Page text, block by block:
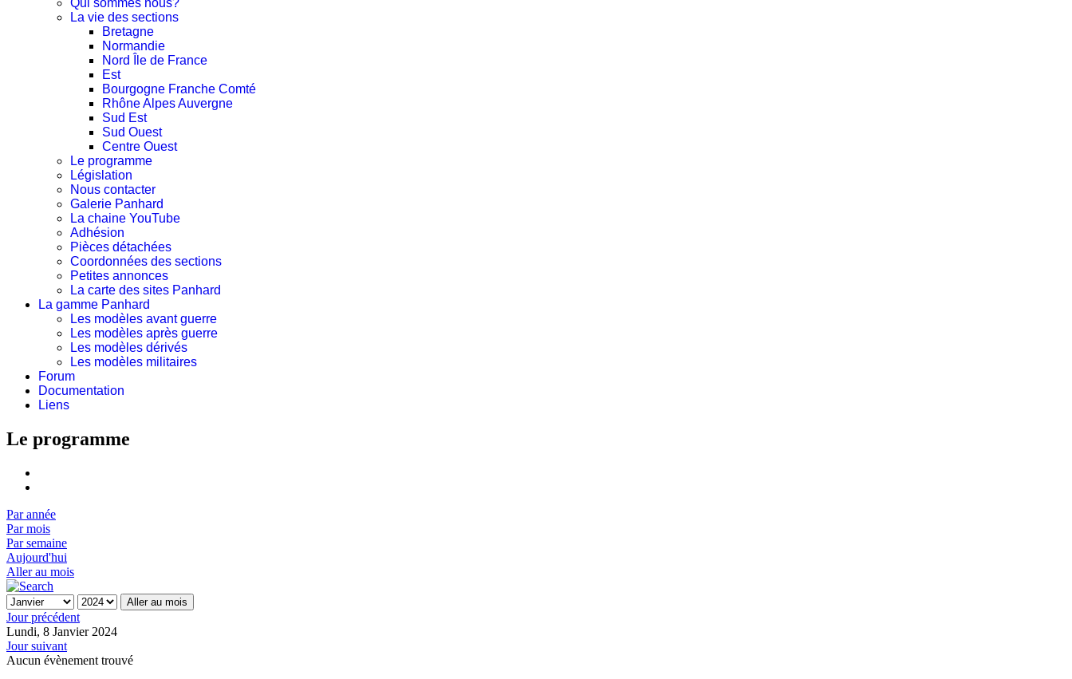
Qui sommes nous?
La vie des sections
Bretagne
Normandie
Nord Île de France
Est
Bourgogne Franche Comté
Rhône Alpes Auvergne
Sud Est
Sud Ouest
Centre Ouest
Le programme
Législation
Nous contacter
Galerie Panhard
La chaine YouTube
Adhésion
Pièces détachées
Coordonnées des sections
Petites annonces
La carte des sites Panhard
La gamme Panhard
Les modèles avant guerre
Les modèles après guerre
Les modèles dérivés
Les modèles militaires
Forum
Documentation
Liens
Le programme
Par année
Par mois
Par semaine
Aujourd'hui
Aller au mois
Aller au mois
Jour précédent
Lundi, 8 Janvier 2024
Jour suivant
Aucun évènement trouvé